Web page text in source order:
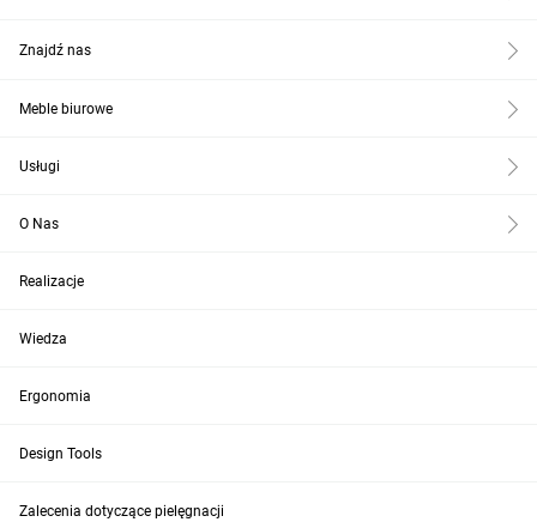
Znajdź nas
Meble biurowe
Usługi
O Nas
Realizacje
Wiedza
Ergonomia
Design Tools
Zalecenia dotyczące pielęgnacji